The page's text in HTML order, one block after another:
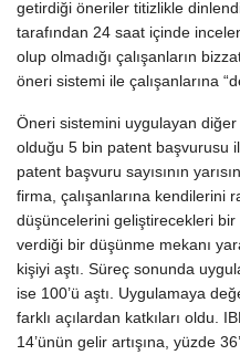
getirdiği öneriler titizlikle
tarafından 24 saat içinde
olup olmadığı çalışanların
öneri sistemi ile çalışanlarına
Öneri sistemini uygulayan
olduğu 5 bin patent başvurusu
patent başvuru sayısının
firma, çalışanlarına kendilerini
düşüncelerini geliştirecekleri bir
verdiği bir düşünme mekanı
kişiyi aştı. Süreç sonunda
ise 100’ü aştı. Uygulamaya
farklı açılardan katkıları oldu.
14’ünün gelir artışına, yüzde